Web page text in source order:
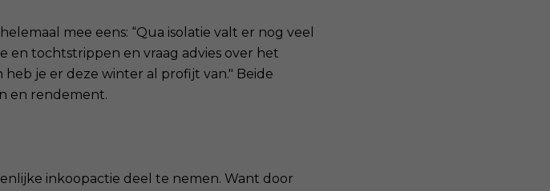
mee eens: “Qua isolatie valt er nog veel
en tochtstrippen en vraag advies over het
je er deze winter al profijt van." Beide
en rendement.
inkoopactie deel te nemen. Want door